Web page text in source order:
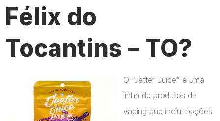
Félix do
Tocantins – TO?
O “Jetter Juice” é uma
linha de produtos de
vaping que inclui opções